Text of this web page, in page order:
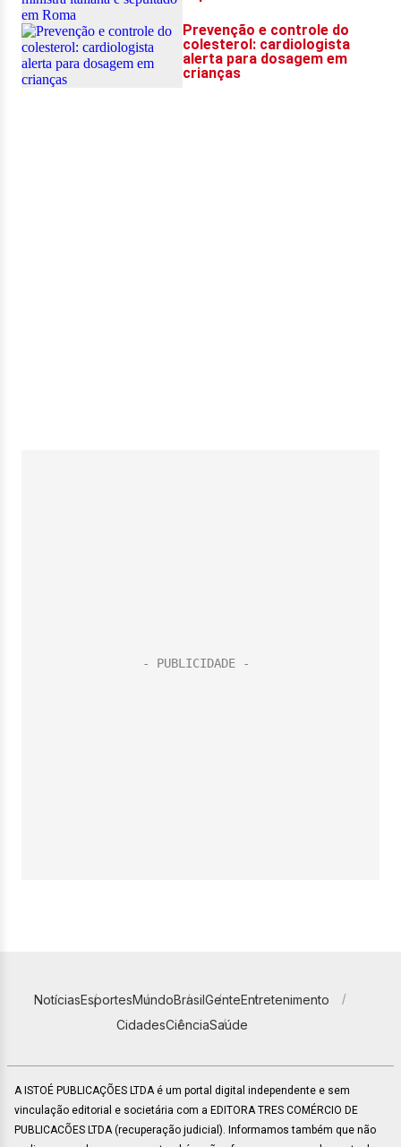
NotíciasEsportesMundoBrasilGenteEntretenimento
CidadesCiênciaSaúde
A ISTOÉ PUBLICAÇÕES LTDA é um portal digital independente e sem
vinculação editorial e societária com a EDITORA TRES COMÉRCIO DE
PUBLICACÕES LTDA (recuperação judicial). Informamos também que não